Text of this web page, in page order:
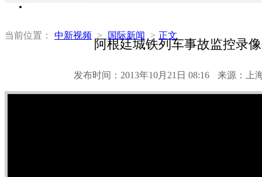
当前位置： 中新视频 > 国际新闻 > 正文
阿根廷城铁列车事故监控录
发布时间：2013年10月21日 08:16 来源：上